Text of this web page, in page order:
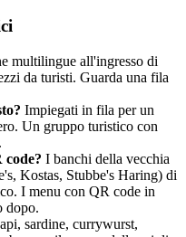
multilingue all'ingresso di
da turisti. Guarda una fila
Impiegati in fila per un
Un gruppo turistico con
code? I banchi della vecchia
Kostas, Stubbe's Haring) di
I menu con QR code in
dopo.
sardine, currywurst,